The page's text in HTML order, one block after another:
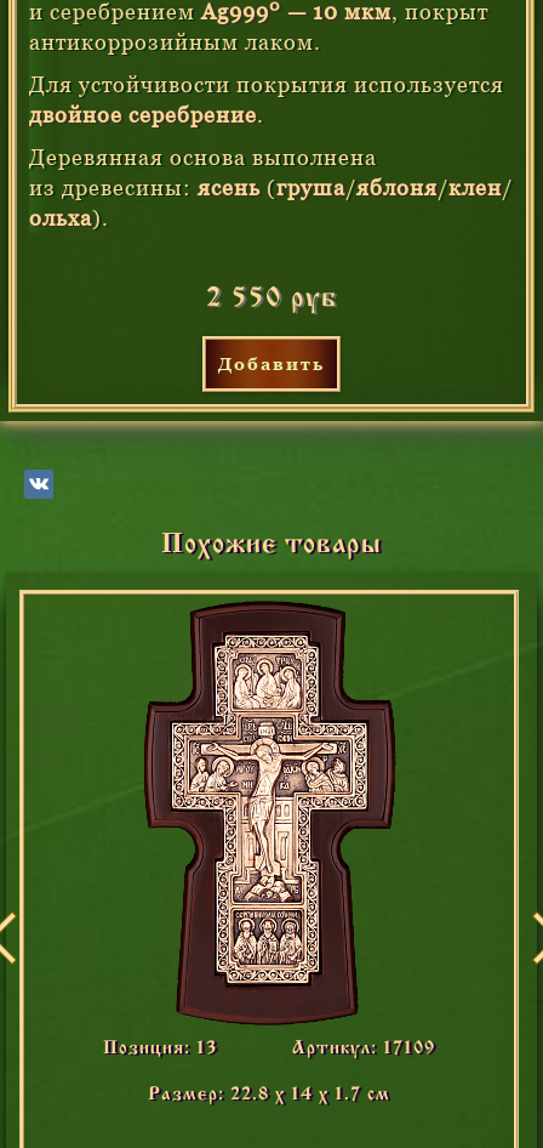
и серебрениемAg9990— 10 мкм, покрыт
антикоррозийным лаком.
Для устойчивости покрытия используется
двойное серебрение.
Деревянная основа выполнена
из древесины: ясень(груша/яблоня/клен/
ольха).
2 550 руб
Добавить
Похожие товары
Позиция: 13 Артикул: 17109
Размер: 22.8 x 14 х 1.7 см